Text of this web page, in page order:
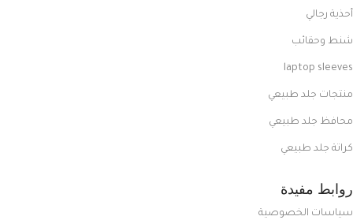
أحذية رجالي
شنط وحقائب
laptop sleeves
منتجات جلد طبيعي
محافظ جلد طبيعي
كراتة جلد طبيعي
روابط مفيدة
سياسات الخصوصية